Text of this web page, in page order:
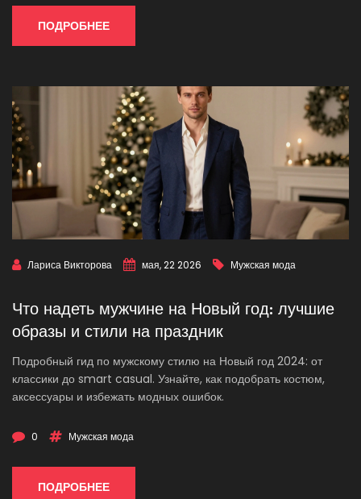
ПОДРОБНЕЕ
Лариса Викторова мая, 22 2026 Мужская мода
Что надеть мужчине на Новый год: лучшие
образы и стили на праздник
Подробный гид по мужскому стилю на Новый год 2024: от
классики до smart casual. Узнайте, как подобрать костюм,
аксессуары и избежать модных ошибок.
0 Мужская мода
ПОДРОБНЕЕ